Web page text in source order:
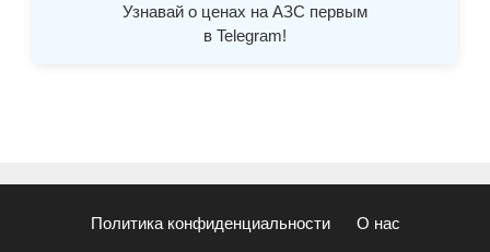
Узнавай о ценах на АЗС первым
в Telegram!
Политика конфиденциальности О нас